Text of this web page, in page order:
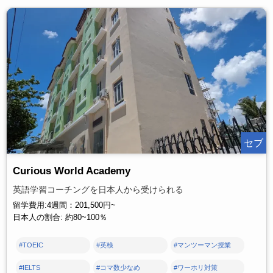
セブ
Curious World Academy
英語学習コーチングを日本人から受けられる
留学費用:4週間：201,500円~
日本人の割合: 約80~100％
#TOEIC #英検 #マンツーマン授業
#IELTS #コマ数少なめ #ワーホリ対策